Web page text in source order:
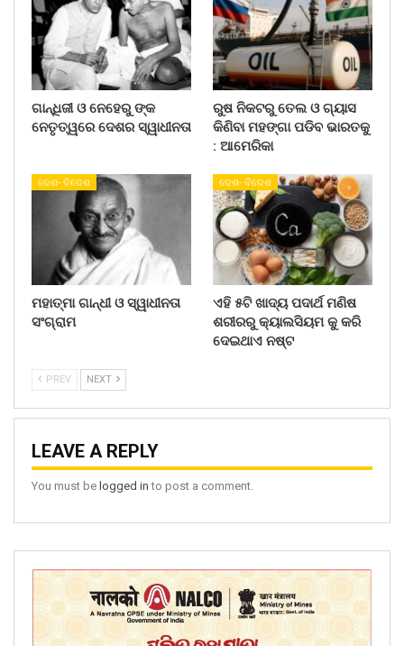
ଗାନ୍ଧିଜୀ ଓ ନେହେରୁ ଙ୍କ
ନେତୃତ୍ୱରେ ଦେଶର ସ୍ୱାଧୀନତା
ରୁଷ ନିକଟରୁ ତେଲ ଓ ଗ୍ୟାସ
କିଣିବା ମହଙ୍ଗା ପଡିବ ଭାରତକୁ
: ଆମେରିକା
ଦେଶ- ବିଦେଶ
ମହାତ୍ମା ଗାନ୍ଧୀ ଓ ସ୍ୱାଧୀନତା
ସଂଗ୍ରାମ
ଦେଶ- ବିଦେଶ
ଏହି ୫ଟି ଖାଦ୍ୟ ପଦାର୍ଥ ମଣିଷ
ଶରୀରରୁ କ୍ୟାଲସିୟମ କୁ କରି
ଦେଇଥାଏ ନଷ୍ଟ
PREV NEXT
LEAVE A REPLY
You must be logged in to post a comment.